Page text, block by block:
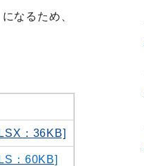
なるため、
：36KB]
：60KB]